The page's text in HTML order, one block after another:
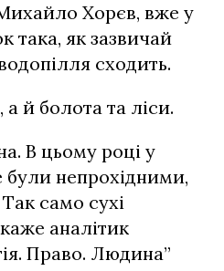
Хорєв, вже у
така, як зазвичай
сходить.
й болота та ліси.
В цьому році у
були непрохідними,
само сухі
аналітик
Право. Людина”